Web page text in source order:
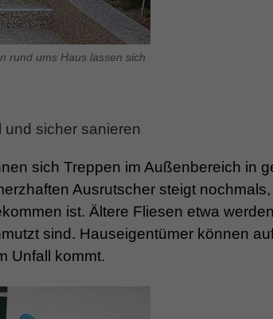
rund ums Haus lassen sich
sicher sanieren
sich Treppen im Außenbereich in
Ausrutscher steigt
ist. Ältere Fliesen etwa
sind. Hauseigentümer können
Unfall kommt.